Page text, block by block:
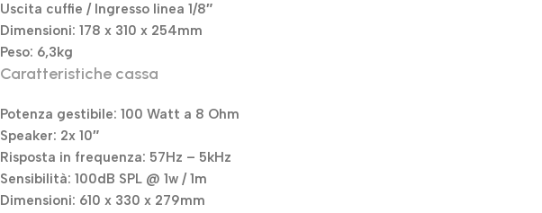
Uscita cuffie / Ingresso linea 1/8″
Dimensioni: 178 x 310 x 254mm
Peso: 6,3kg
Caratteristiche cassa
Potenza gestibile: 100 Watt a 8 Ohm
Speaker: 2x 10″
Risposta in frequenza: 57Hz – 5kHz
Sensibilità: 100dB SPL @ 1w / 1m
Dimensioni: 610 x 330 x 279mm